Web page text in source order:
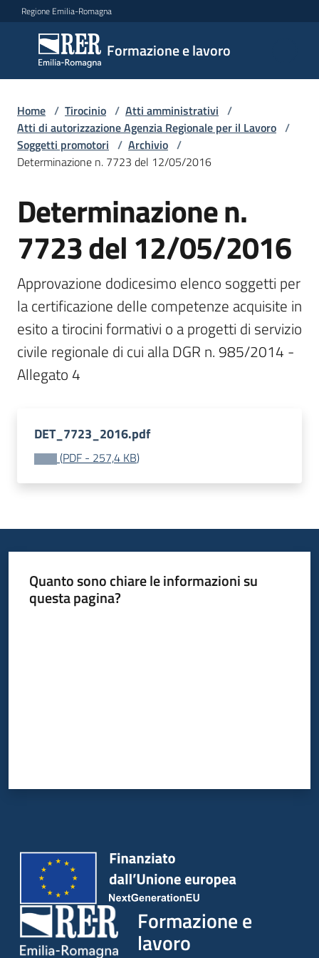
Vai al contenuto
Vai alla navigazione
Vai al footer
Regione Emilia-Romagna
Formazione e lavoro
Formazione
e lavoro
Argomenti
Servizi
Leggi
Atti
Bandi
sociale
europeo
Home / Tirocinio / Atti amministrativi /
Atti di autorizzazione Agenzia Regionale per il Lavoro /
Soggetti promotori / Archivio /
Determinazione n. 7723 del 12/05/2016
Determinazione n.
7723 del 12/05/2016
Approvazione dodicesimo elenco soggetti per
la certificazione delle competenze acquisite in
esito a tirocini formativi o a progetti di servizio
civile regionale di cui alla DGR n. 985/2014 -
Allegato 4
DET_7723_2016.pdf
(PDF - 257,4 KB)
Quanto sono chiare le informazioni su
questa pagina?
Formazione e
lavoro